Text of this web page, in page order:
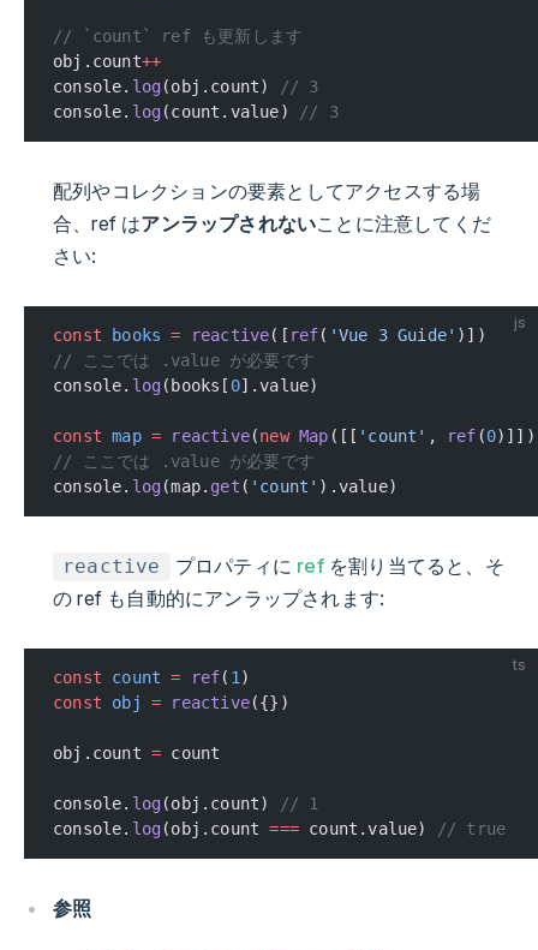
// `count` ref も更新します
obj.count++
console. log(obj.count)
// 3
console. log(count.value) // 3
配列やコレクションの要素としてアクセスする場
合、ref はアンラップされないことに注意してくだ
さい:
js
const books = reactive([ ref( 'Vue 3 Guide' )])
// ここでは .value が必要です
console. log(books[ 0].value)
const map = reactive(new Map ([[ 'count' , ref (0
// ここでは .value が必要です
console. log(map. get ( 'count' ).value)
reactive プロパティに refを割り当てると、そ
の ref も自動的にアンラップされます:
ts
const count = ref( 1)
const obj = reactive({})
obj.count = count
console. log(obj.count)
// 1
console. log(obj.count === count.value) // true
参照